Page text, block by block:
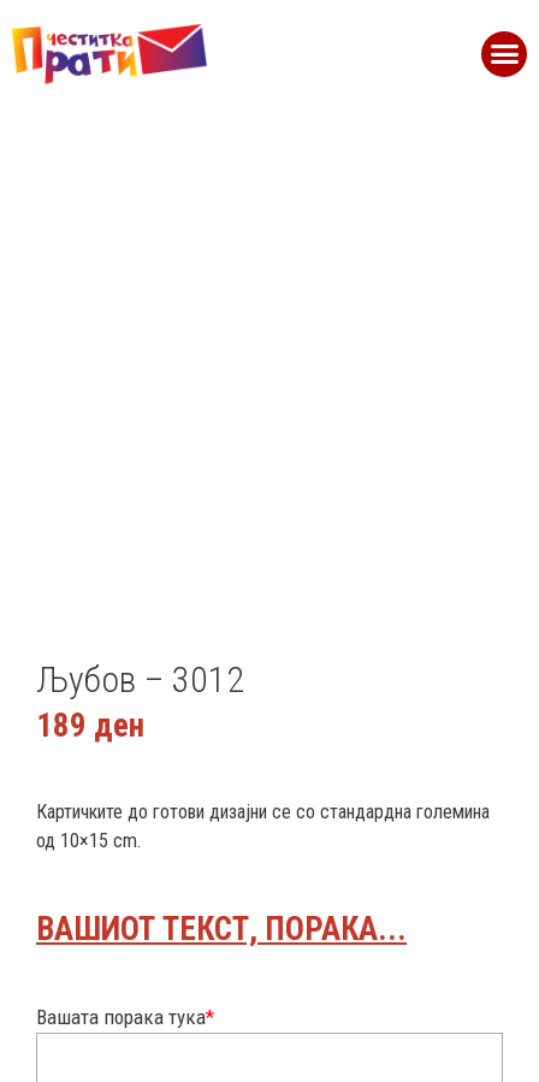
Љубов – 3012
189 ден
Картичките до готови дизајни се со стандардна големина
од 10×15 cm.
ВАШИОТ ТЕКСТ, ПОРАКА...
Вашата порака тука*